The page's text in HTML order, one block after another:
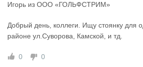
Игорь из ООО «ГОЛЬФСТРИМ»
Добрый день, коллеги. Ищу стоянку для
районе ул.Суворова, Камской, и тд.
0 0